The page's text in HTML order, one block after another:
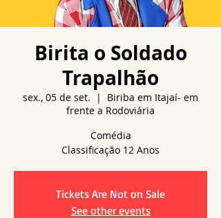
Birita o Soldado
Trapalhão
sex., 05 de set.
  |
Biriba em Itajaí- em
frente a Rodoviária
Comédia
Tickets Are Not on Sale
See other events